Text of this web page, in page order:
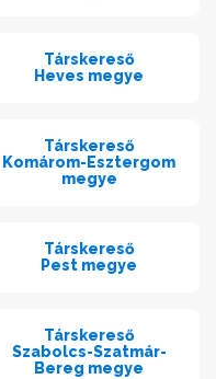
Társkereső
Heves megye
Társkereső
Komárom-Esztergom
megye
Társkereső
Pest megye
Társkereső
Szabolcs-Szatmár-
Bereg megye